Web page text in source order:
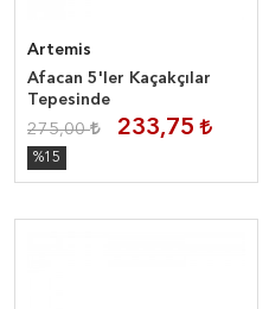
Artemis
Afacan 5'ler Kaçakçılar
Tepesinde
275,00 233,75
%15